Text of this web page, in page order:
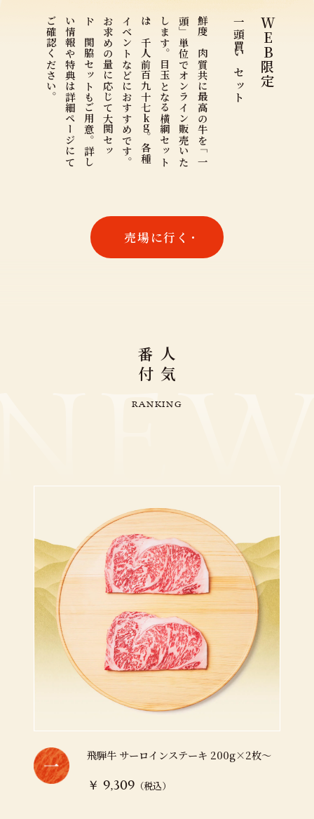
WEB限定
一頭買いセット
鮮
度
、
肉
質
共
に
最
高
の
牛
を
「
一
頭
」
単
位
で
オ
ン
ラ
イ
ン
販
売
い
た
し
ま
す
。
目
玉
と
な
る
横
綱
セ
ッ
ト
は
、
千
人
前
百
九
十
七
k
g
。
各
種
イ ベ
ン
ト
な
ど
に
お
す
す
め
で
す
。
お 求
め
の
量
に
応
じ
て
大
関
セ
ッ
ト 、
関
脇
セ
ッ
ト
も
ご
用
意
。
詳
し
い 情
報
や
特
典
は
詳
細
ペ
ー
ジ
に
て
ご 確
認
く
だ
さ
い
。
売場に行く
人
気
番
付
RANKING
E
飛騨牛 サーロインステーキ 200g×2枚～
￥ 9,309 （税込）